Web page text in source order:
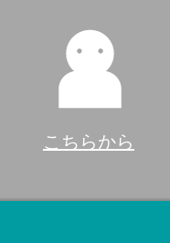
こちらから